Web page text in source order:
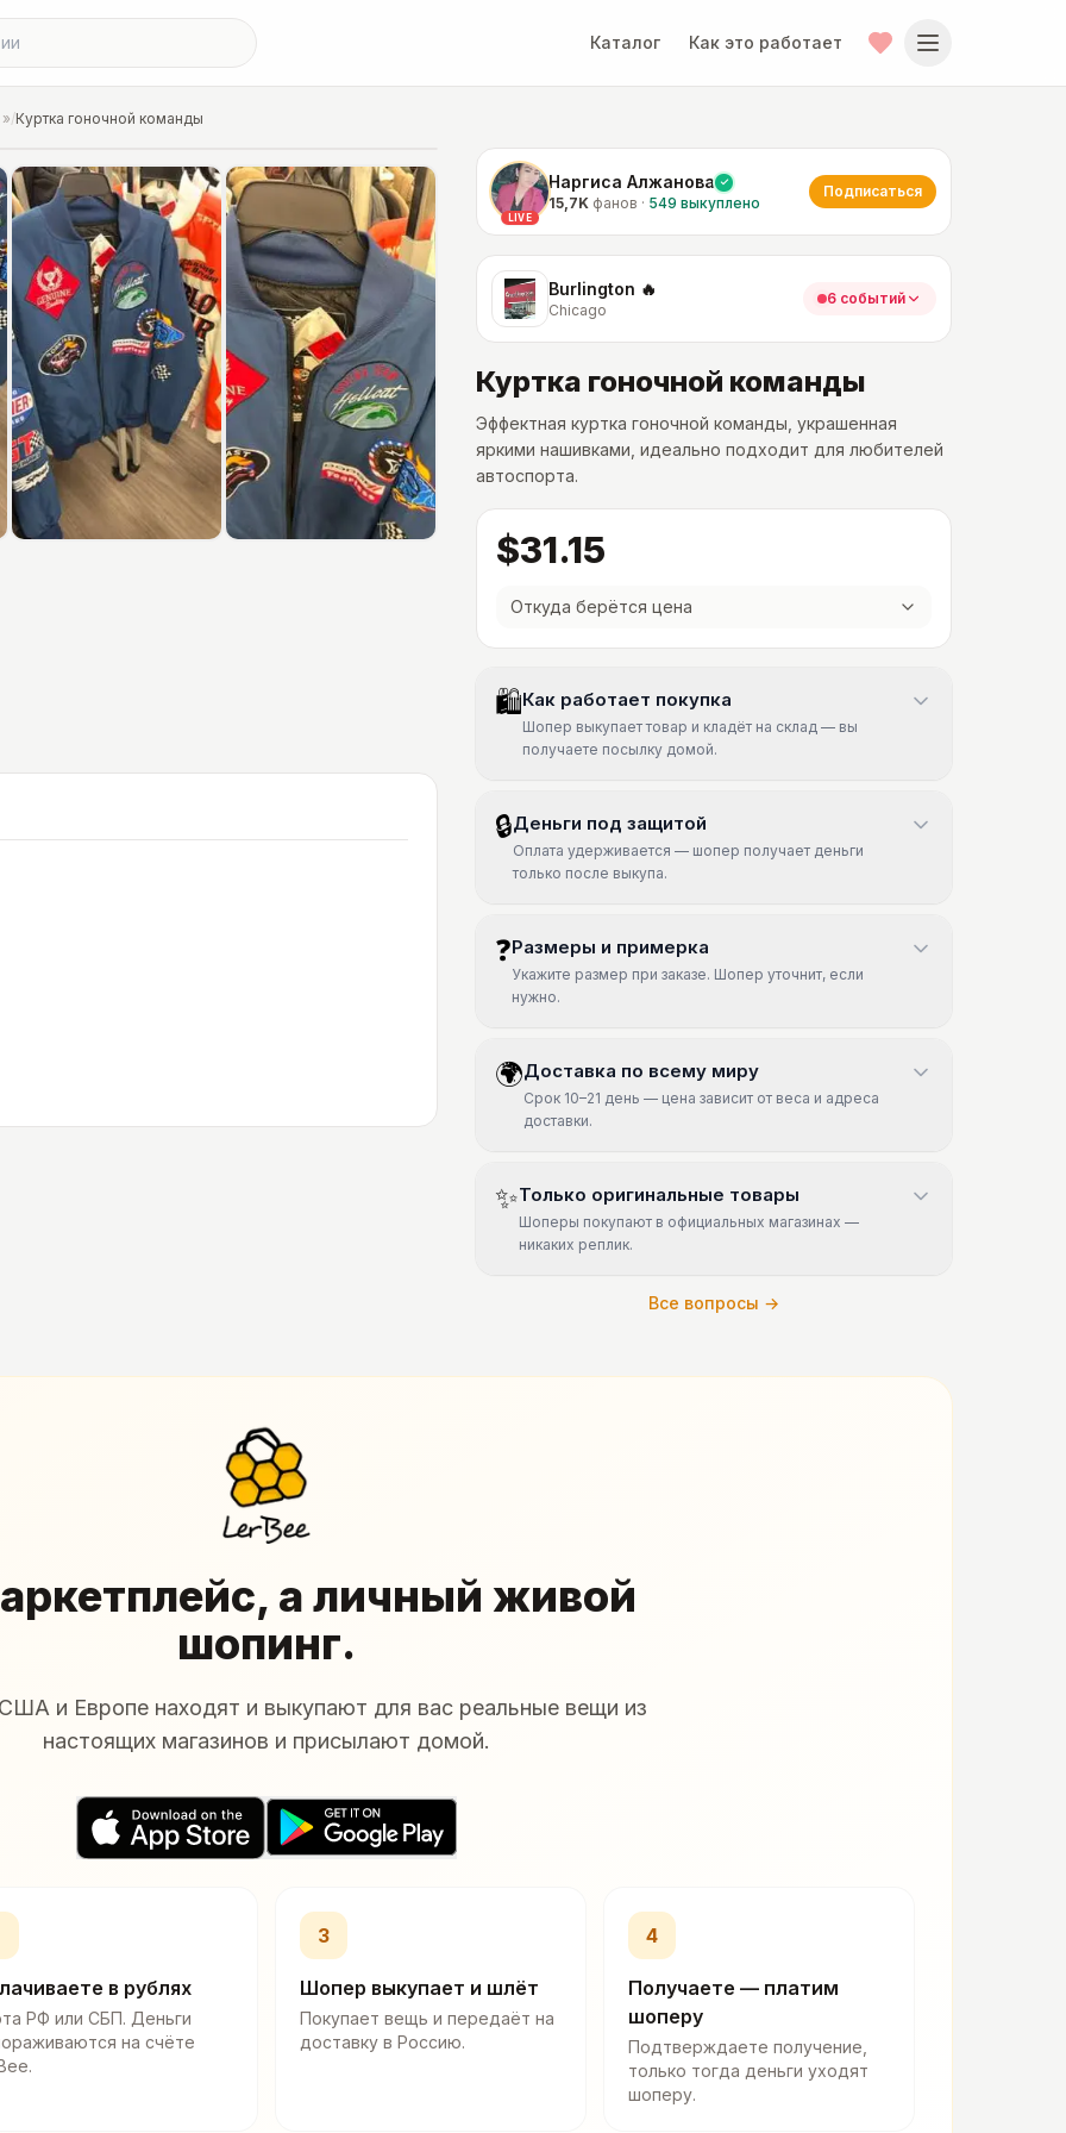
Каталог Как это работает
/Куртка гоночной команды
LIVE
Наргиса Алжанова
15,7K фанов · 549 выкуплено
Подписаться
Burlington 🔥
Chicago
6 событий
Куртка гоночной команды
Эффектная куртка гоночной команды, украшенная
яркими нашивками, идеально подходит для любителей
автоспорта.
$31.15
Откуда берётся цена
🛍Как работает покупка
Шопер выкупает товар и кладёт на склад — вы
получаете посылку домой.
🔒Деньги под защитой
Оплата удерживается — шопер получает деньги
только после выкупа.
❓Размеры и примерка
Укажите размер при заказе. Шопер уточнит, если
нужно.
🌍Доставка по всему миру
Срок 10–21 день — цена зависит от веса и адреса
доставки.
✨Только оригинальные товары
Шоперы покупают в официальных магазинах —
никаких реплик.
Все вопросы →
а личный живой
шопинг.
и Европе находят и выкупают для вас реальные вещи из
настоящих магазинов и присылают домой.
в рублях
РФ или СБП. Деньги
на счёте
3
Шопер выкупает и шлёт
Покупает вещь и передаёт на
доставку в Россию.
4
Получаете — платим
шоперу
Подтверждаете получение,
только тогда деньги уходят
шоперу.